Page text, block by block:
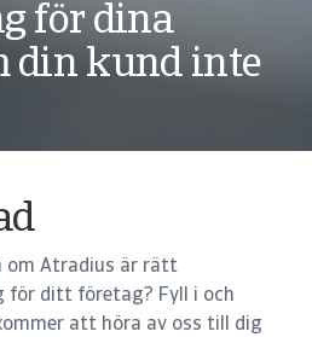
för dina
din kund inte
om Atradius är rätt
för ditt företag? Fyll i och
att höra av oss till dig